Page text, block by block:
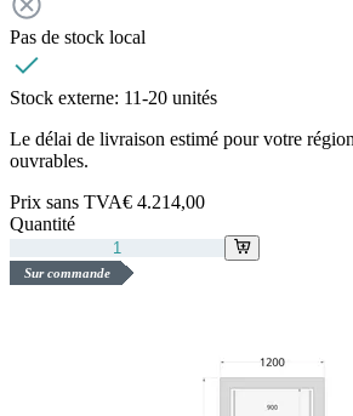
Pas de stock local
Stock externe: 11-20 unités
Le délai de livraison estimé pour votre
ouvrables.
Prix sans TVA€ 4.214,00
Quantité
Sur commande